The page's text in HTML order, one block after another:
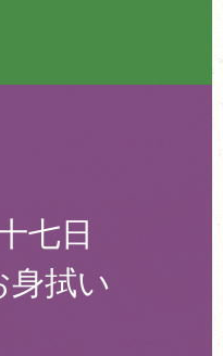
七日
身拭い